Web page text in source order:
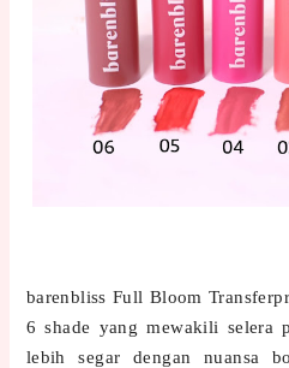
barenbliss Full Bloom
6 shade yang mewakili selera
lebih segar dengan nuansa